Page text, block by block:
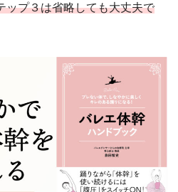
ップ３は省略しても大丈夫で